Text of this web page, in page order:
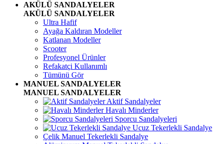
AKÜLÜ SANDALYELER
AKÜLÜ SANDALYELER
Ultra Hafif
Ayağa Kaldıran Modeller
Katlanan Modeller
Scooter
Profesyonel Ürünler
Refakatçi Kullanımlı
Tümünü Gör
MANUEL SANDALYELER
MANUEL SANDALYELER
Aktif Sandalyeler
Havalı Minderler
Sporcu Sandalyeleri
Ucuz Tekerlekli Sandalye
Çelik Manuel Tekerlekli Sandalye